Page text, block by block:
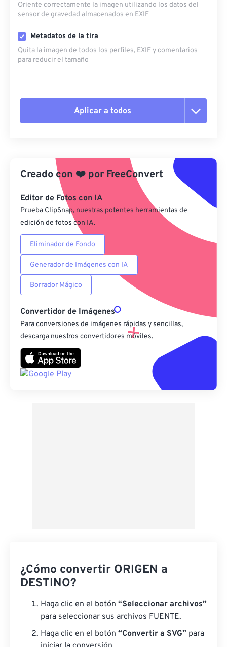
Oriente correctamente la imagen utilizando los datos del
sensor de gravedad almacenados en EXIF
Metadatos de la tira
Quita la imagen de todos los perfiles, EXIF ​​y comentarios
para reducir el tamaño
Aplicar a todos
Aplicar desde el ajuste preestablecido
Guardar como preestablecido
Creado con ❤️ por FreeConvert
Editor de Fotos con IA
Prueba ClipSnap, nuestras potentes herramientas de
edición de fotos con IA.
Eliminador de Fondo
Generador de Imágenes con IA
Borrador Mágico
Convertidor de Imágenes
Para conversiones de imágenes rápidas y sencillas,
descarga nuestros convertidores móviles.
¿Cómo convertir ORIGEN a
DESTINO?
Haga clic en el botón “Seleccionar archivos”
para seleccionar sus archivos FUENTE.
Haga clic en el botón “Convertir a SVG” para